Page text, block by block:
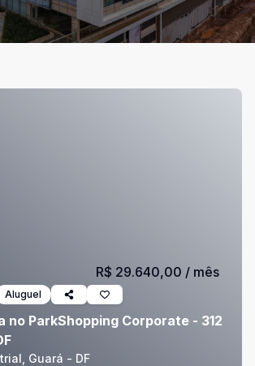
Aluguel
no ParkShopping Corporate - 312
Guará - DF
R$ 29.640,00 / mês